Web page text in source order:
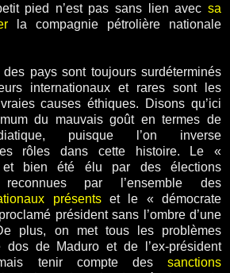
pied n’est pas sans lien avec sa
la compagnie pétrolière nationale
pays sont toujours surdéterminés
internationaux et rares sont les
causes éthiques. Disons qu’ici
du mauvais goût en termes de
puisque l’on inverse
les rôles dans cette histoire. Le «
bien été élu par des élections
par l’ensemble des
présentset le « démocrate
président sans l’ombre d’une
plus, on met tous les problèmes
dos de Maduro et de l’ex-président
tenir compte des sanctions